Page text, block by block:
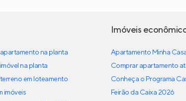
Anunciar imóveis
na planta
na planta
em loteamento
imóveis
Imóveis
Apartamento Minha
Comprar apartamento
Conheça o Programa
Feirão da Caixa 2026